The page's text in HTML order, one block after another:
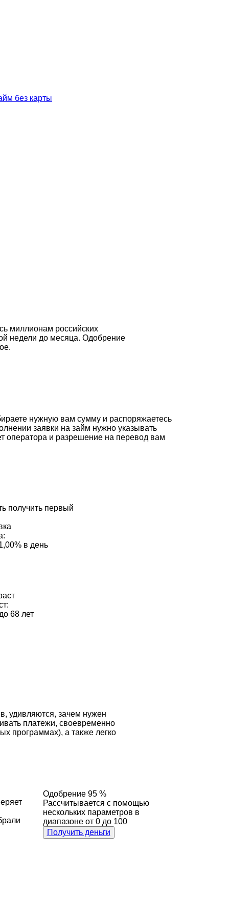
без карты
миллионам российских
недели до месяца. Одобрение
нужную вам сумму и распоряжаетесь
заявки на займ нужно указывать
оператора и разрешение на перевод вам
получить первый
в день
68 лет
удивляются, зачем нужен
платежи, своевременно
программах), а также легко
Одобрение 95 %
Рассчитывается с помощью
нескольких параметров в
диапазоне от 0 до 100
Получить деньги